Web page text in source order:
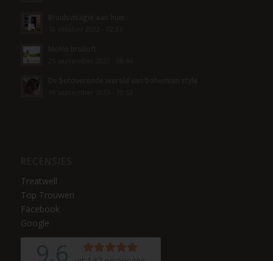
Treatwell
Top Trouwen
Facebook
Google